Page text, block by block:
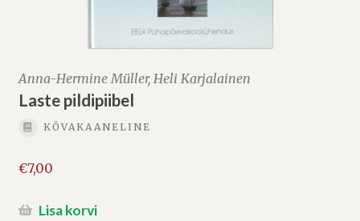
Anna-Hermine Müller, Heli Karjalainen
Laste pildipiibel
KÕVAKAANELINE
€7,00
Lisa korvi